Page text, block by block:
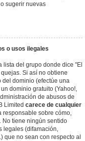
sugerir nuevas
o usos ilegales
del grupo donde dice "El
Si así no obtiene
del dominio (efectúe una
dominio gratuito (Yahoo!,
de abusos de
Limited carece de cualquier
responsable sobre cómo,
No tiene ningún sentido
legales (difamación,
que no sean con respecto al